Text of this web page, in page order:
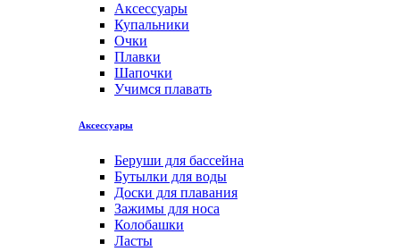
Аксессуары
Купальники
Очки
Плавки
Шапочки
Учимся плавать
Аксессуары
Беруши для бассейна
Бутылки для воды
Доски для плавания
Зажимы для носа
Колобашки
Ласты